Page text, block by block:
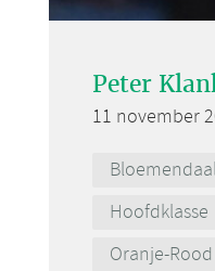
Peter
11 november
Hoofdklasse
Oranje-Rood